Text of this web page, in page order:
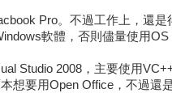
Pro。不過工作上，還
軟體，否則儘量使用OS
Studio 2008，主要使用
想要用Open Office，不過